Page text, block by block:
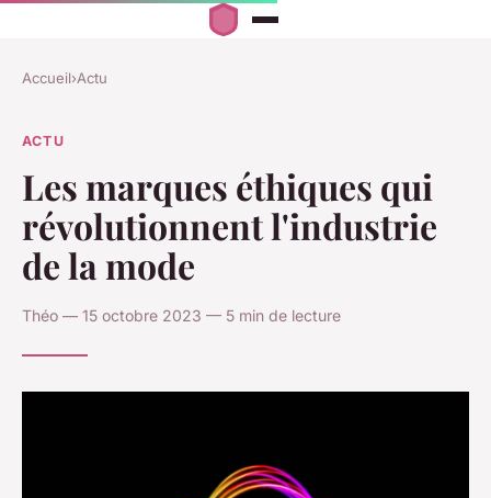
Accueil›Actu
ACTU
Les marques éthiques qui
révolutionnent l'industrie
de la mode
Théo — 15 octobre 2023 — 5 min de lecture